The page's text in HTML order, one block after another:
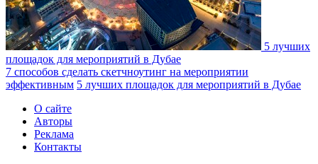
5 лучших
площадок для мероприятий в Дубае
7 способов сделать скетчноутинг на мероприятии
эффективным 5 лучших площадок для мероприятий в Дубае
О сайте
Авторы
Реклама
Контакты